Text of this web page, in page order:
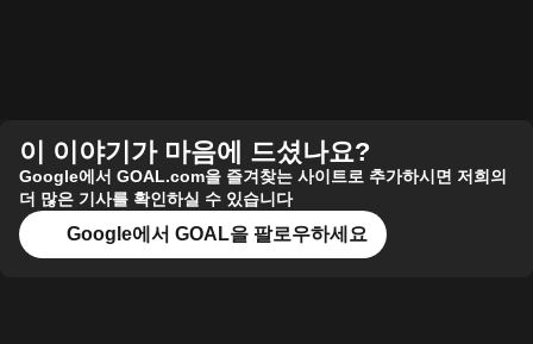
이 이야기가 마음에 드셨나요?
Google에서 GOAL.com을 즐겨찾는 사이트로 추가하시면 저희의
더 많은 기사를 확인하실 수 있습니다
Google에서 GOAL을 팔로우하세요